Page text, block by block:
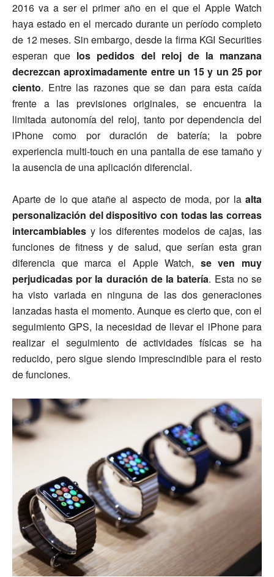
2016 va a ser el primer año en el que el Apple Watch
haya estado en el mercado durante un período completo
de 12 meses. Sin embargo, desde la firma KGI Securities
esperan que los pedidos del reloj de la manzana
decrezcan aproximadamente entre un 15 y un 25 por
ciento. Entre las razones que se dan para esta caída
frente a las previsiones originales, se encuentra la
limitada autonomía del reloj, tanto por dependencia del
iPhone como por duración de batería; la pobre
experiencia multi-touch en una pantalla de ese tamaño y
la ausencia de una aplicación diferencial.
Aparte de lo que atañe al aspecto de moda, por la alta
personalización del dispositivo con todas las correas
intercambiables y los diferentes modelos de cajas, las
funciones de fitness y de salud, que serían esta gran
diferencia que marca el Apple Watch, se ven muy
perjudicadas por la duración de la batería. Esta no se
ha visto variada en ninguna de las dos generaciones
lanzadas hasta el momento. Aunque es cierto que, con el
seguimiento GPS, la necesidad de llevar el iPhone para
realizar el seguimiento de actividades físicas se ha
reducido, pero sigue siendo imprescindible para el resto
de funciones.